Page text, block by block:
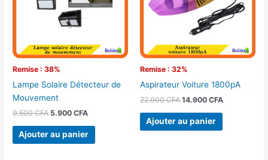
Remise : 38%
Lampe Solaire Détecteur de
Mouvement
9.500CFA 5.900CFA
Ajouter au panier
Remise : 32%
Aspirateur Voiture 1800pA
22.000CFA 14.900 CFA
Ajouter au panier